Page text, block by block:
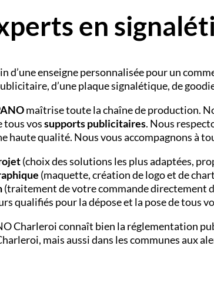
en
d’uneenseigne personnaliséepour un
, d’uneplaque signalétique, de
maîtrise toute la chaîne de production.
tous vossupports publicitaires. Nous
haute qualité. Nous vous accompagnons à
(choix des solutions les plus adaptées,
(maquette, création de logo et de
(traitement de votre commande directement
qualifiés pour la dépose et la pose de tous
Charleroi connaît bien la réglementation
mais aussi dans les communes aux